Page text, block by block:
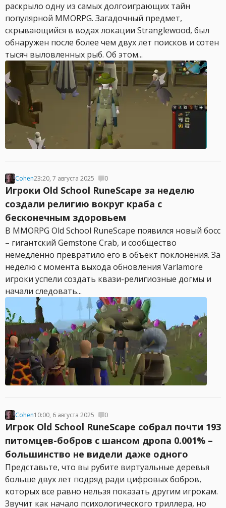
раскрыло одну из самых долгоиграющих тайн
популярной MMORPG. Загадочный предмет,
скрывающийся в водах локации Stranglewood, был
обнаружен после более чем двух лет поисков и сотен
тысяч выловленных рыб. Об этом...
Cohen23:20, 7 августа 2025 0
Игроки Old School RuneScape за неделю
создали религию вокруг краба с
бесконечным здоровьем
В MMORPG Old School RuneScape появился новый босс
– гигантский Gemstone Crab, и сообщество
немедленно превратило его в объект поклонения. За
неделю с момента выхода обновления Varlamore
игроки успели создать квази-религиозные догмы и
начали следовать...
Cohen10:00, 6 августа 2025 0
Игрок Old School RuneScape собрал почти 193
питомцев-бобров с шансом дропа 0.001% –
большинство не видели даже одного
Представьте, что вы рубите виртуальные деревья
больше двух лет подряд ради цифровых бобров,
которых все равно нельзя показать другим игрокам.
Звучит как начало психологического триллера, но